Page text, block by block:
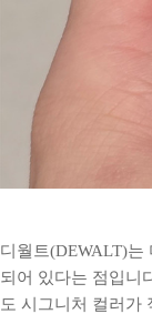
디월트(DEWALT)
되어 있다는 점입니
도 시그니처 컬러가